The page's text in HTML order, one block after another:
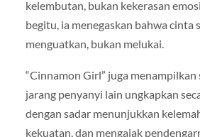
kelembutan, bukan kekerasan
begitu, ia menegaskan bahwa cinta
menguatkan, bukan melukai.
“Cinnamon Girl” juga
jarang penyanyi lain ungkapkan
dengan sadar menunjukkan
kekuatan, dan mengajak